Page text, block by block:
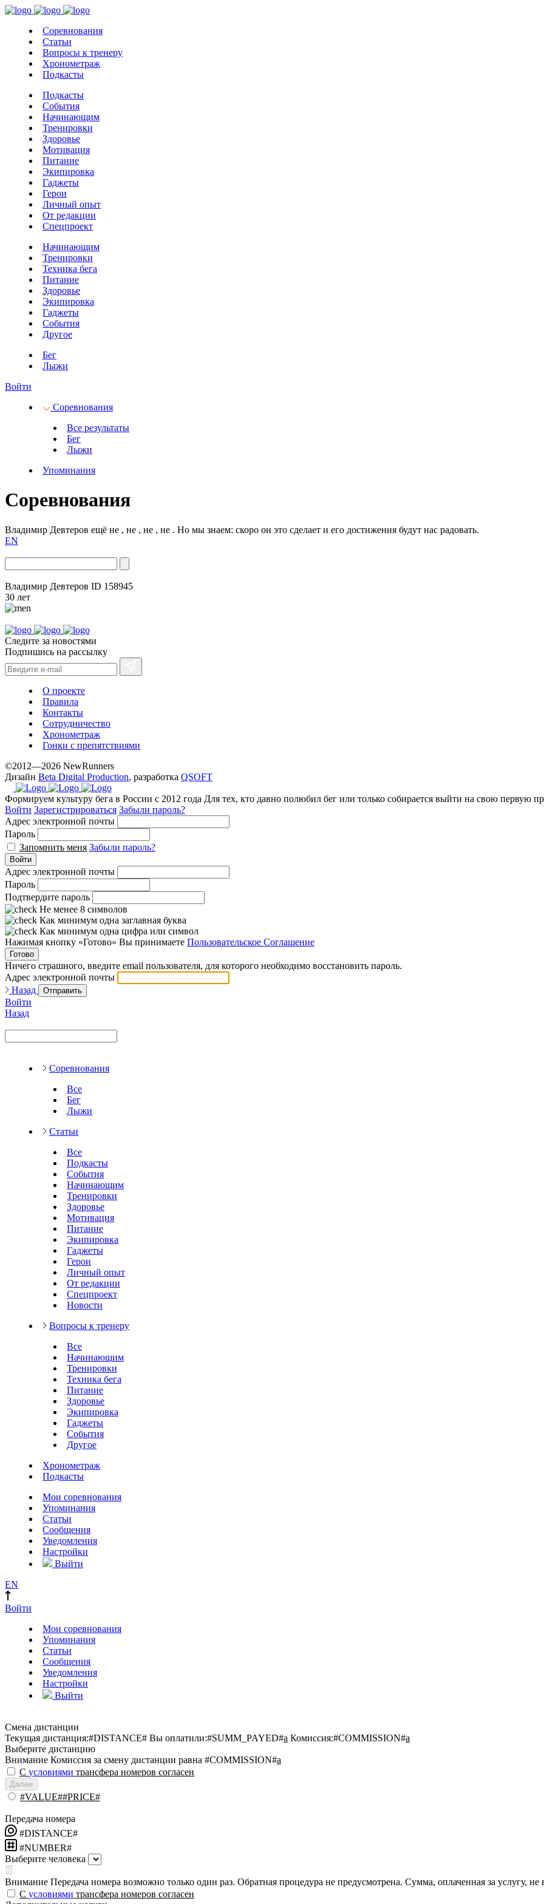
Соревнования
Статьи
Вопросы к тренеру
Хронометраж
Подкасты
Подкасты
События
Начинающим
Тренировки
Здоровье
Мотивация
Питание
Экипировка
Гаджеты
Герои
Личный опыт
От редакции
Спецпроект
Начинающим
Тренировки
Техника бега
Питание
Здоровье
Экипировка
Гаджеты
События
Другое
Бег
Лыжи
Войти
Соревнования
Все результаты
Бег
Лыжи
Упоминания
Соревнования
Владимир Девтеров ещё не , не , не , не . Но мы знаем: скоро он это сделает и его достижения будут нас радовать.
EN
Владимир Девтеров ID 158945
30 лет
Следите за новостями
Подпишись на рассылку
О проекте
Правила
Контакты
Сотрудничество
Хронометраж
Гонки с препятствиями
©2012—2026 NewRunners
Дизайн Beta Digital Production, разработка QSOFT
Формируем культуру бега в России с 2012 года Для тех, кто давно полюбил бег или только собирается выйти на свою первую
Войти Зарегистрироваться Забыли пароль?
Адрес электронной почты
Пароль
Запомнить меня Забыли пароль?
Войти
Адрес электронной почты
Пароль
Подтвердите пароль
Не менее 8 символов
Как минимум одна заглавная буква
Как минимум одна цифра или символ
Нажимая кнопку «Готово» Вы принимаете Пользовательское Соглашение
Готово
Ничего страшного, введите email пользователя, для которого необходимо восстановить пароль.
Адрес электронной почты
Назад
Отправить
Войти
Назад
Соревнования
Все
Бег
Лыжи
Статьи
Все
Подкасты
События
Начинающим
Тренировки
Здоровье
Мотивация
Питание
Экипировка
Гаджеты
Герои
Личный опыт
От редакции
Спецпроект
Новости
Вопросы к тренеру
Все
Начинающим
Тренировки
Техника бега
Питание
Здоровье
Экипировка
Гаджеты
События
Другое
Хронометраж
Подкасты
Мои соревнования
Упоминания
Статьи
Сообщения
Уведомления
Настройки
Выйти
EN
Войти
Мои соревнования
Упоминания
Статьи
Сообщения
Уведомления
Настройки
Выйти
Смена дистанции
Текущая дистанция:#DISTANCE# Вы оплатили:#SUMM_PAYED#a Комиссия:#COMMISSION#a
Выберите дистанцию
Внимание Комиссия за смену дистанции равна #COMMISSION#a
С условиями трансфера номеров согласен
Далее
#VALUE##PRICE#
Передача номера
#DISTANCE#
#NUMBER#
Выберите человека
Внимание Передача номера возможно только один раз. Обратная процедура не предусмотрена. Сумма, оплаченная за услугу, не
С условиями трансфера номеров согласен